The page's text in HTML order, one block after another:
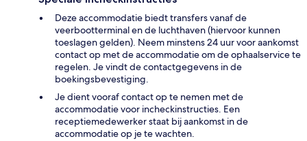
Deze accommodatie biedt transfers vanaf de
veerbootterminal en de luchthaven (hiervoor kunnen
toeslagen gelden). Neem minstens 24 uur voor aankomst
contact op met de accommodatie om de ophaalservice te
regelen. Je vindt de contactgegevens in de
boekingsbevestiging.
Je dient vooraf contact op te nemen met de
accommodatie voor incheckinstructies. Een
receptiemedewerker staat bij aankomst in de
accommodatie op je te wachten.